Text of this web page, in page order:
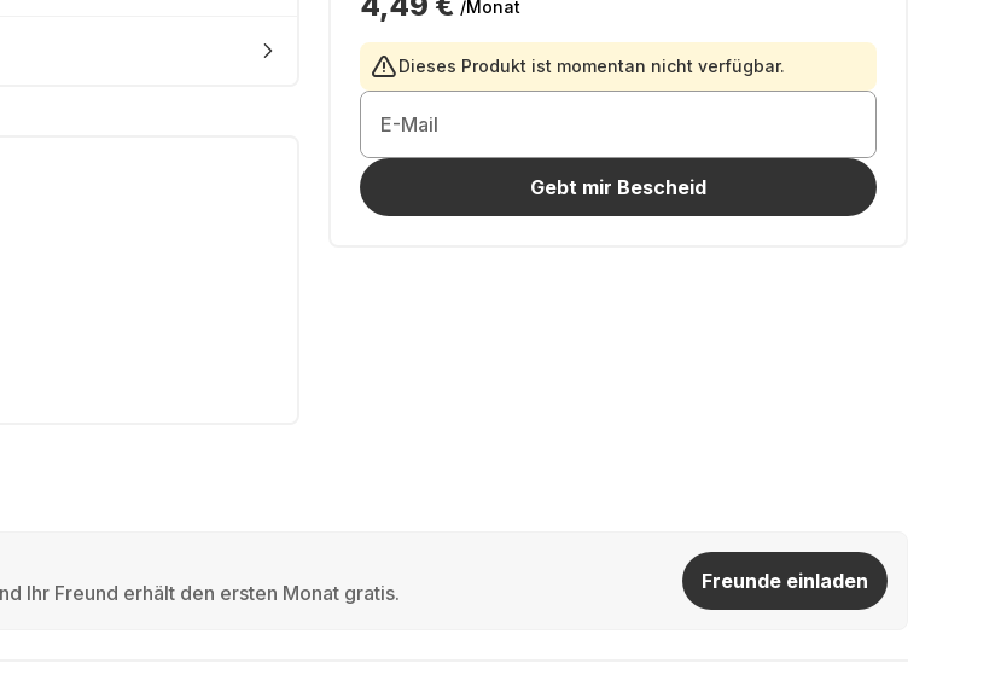
/Monat
Dieses Produkt ist momentan nicht verfügbar.
E-Mail
Gebt mir Bescheid
Ihr Freund erhält den ersten Monat gratis.
Freunde einladen